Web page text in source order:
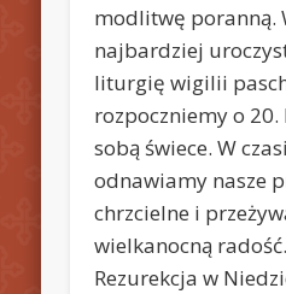
modlitwę poranną.
najbardziej
liturgię wigilii
rozpoczniemy o 20.
sobą świece. W
odnawiamy nasze
chrzcielne i
wielkanocną radość.
Rezurekcja w